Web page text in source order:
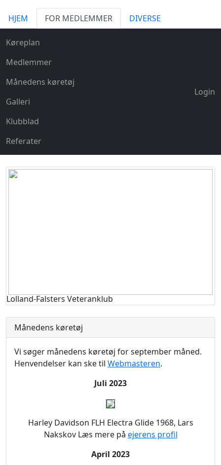
HJEM FOR MEDLEMMER DIVERSE
Køreplan
Medlemmer
Månedens køretøj
Galleri
Klubblad
Referater
Login
Lolland-Falsters Veteranklub
Månedens køretøj
Vi søger månedens køretøj for september måned.
Henvendelser kan ske til Webmasteren.
Juli 2023
Harley Davidson FLH Electra Glide 1968, Lars
Nakskov Læs mere på ejerens profil
April 2023